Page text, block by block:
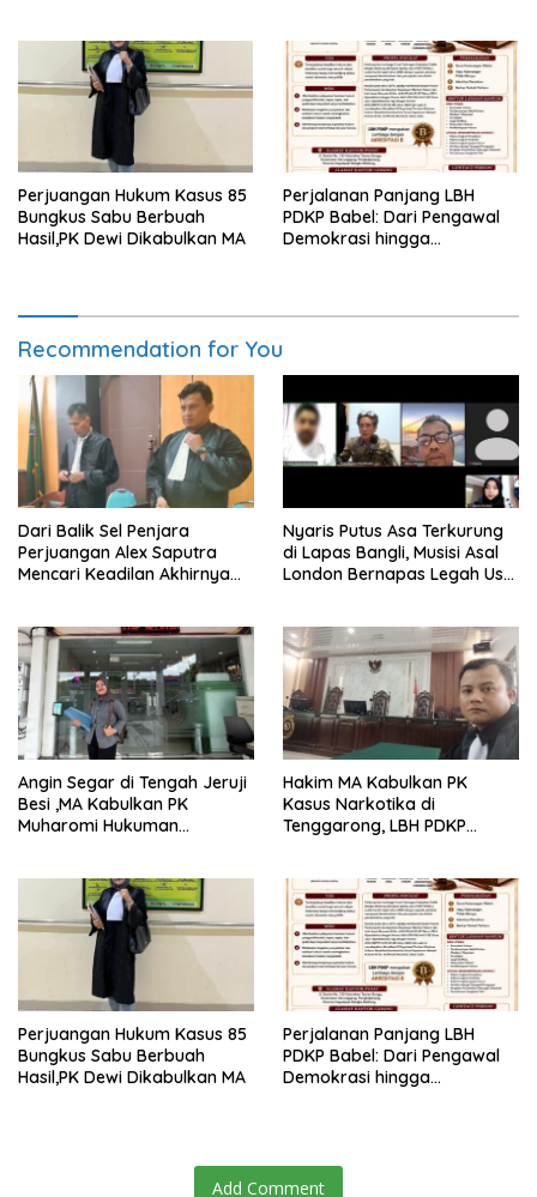
Berkeadilan
Perjuangan Hukum Kasus 85
Bungkus Sabu Berbuah
Hasil,PK Dewi Dikabulkan MA
Perjalanan Panjang LBH
PDKP Babel: Dari Pengawal
Demokrasi hingga
Recommendation for You
Dari Balik Sel Penjara
Perjuangan Alex Saputra
Mencari Keadilan Akhirnya
Nyaris Putus Asa Terkurung
di Lapas Bangli, Musisi Asal
London Bernapas Legah Usai
Angin Segar di Tengah Jeruji
Besi ,MA Kabulkan PK
Muharomi Hukuman
Hakim MA Kabulkan PK
Kasus Narkotika di
Tenggarong, LBH PDKP
Berkeadilan
Perjuangan Hukum Kasus 85
Bungkus Sabu Berbuah
Hasil,PK Dewi Dikabulkan MA
Perjalanan Panjang LBH
PDKP Babel: Dari Pengawal
Demokrasi hingga
Add Comment